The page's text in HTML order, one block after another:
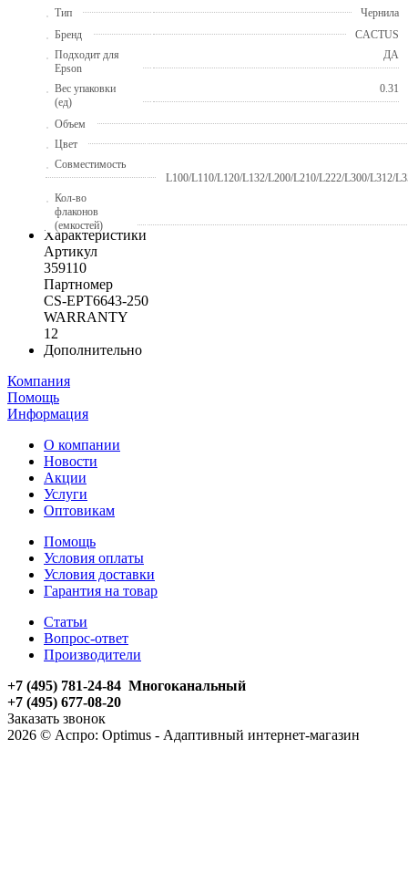
Тип
Чернила
Бренд
CACTUS
Подходит для
Epson
ДА
Вес упаковки
(ед)
0.31
Объем
Цвет
Совместимость
L100/L110/L120/L132/L200/L210/L222/L300/L312/
Кол-во
флаконов
(емкостей)
Характеристики
Артикул
359110
Партномер
CS-EPT6643-250
WARRANTY
12
Дополнительно
Компания
Помощь
Информация
О компании
Новости
Акции
Услуги
Оптовикам
Помощь
Условия оплаты
Условия доставки
Гарантия на товар
Статьи
Вопрос-ответ
Производители
+7 (495) 781-24-84 Многоканальный
+7 (495) 677-08-20
Заказать звонок
2026 © Аспро: Optimus - Адаптивный интернет-магазин